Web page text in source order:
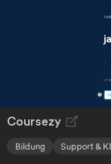
Coursezy
Bildung Support &